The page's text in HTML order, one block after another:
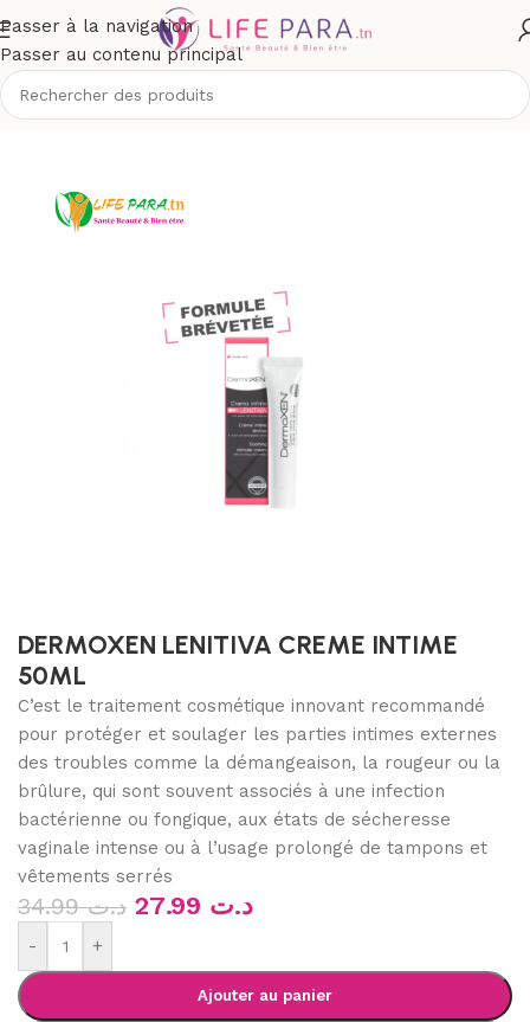
Passer à la navigation
Passer au contenu principal
Accueil/Boutique/Hygiène/Hygiène intime/Toilette intime
DERMOXEN LENITIVA CREME INTIME
50ML
C’est le traitement cosmétique innovant recommandé
pour protéger et soulager les parties intimes externes
des troubles comme la démangeaison, la rougeur ou la
brûlure, qui sont souvent associés à une infection
bactérienne ou fongique, aux états de sécheresse
vaginale intense ou à l’usage prolongé de tampons et
vêtements serrés
د.ت34.99 د.ت
- +
Ajouter au panier